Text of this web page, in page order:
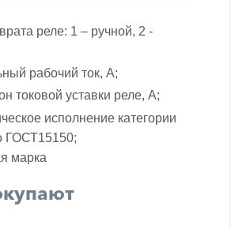
реле: 1 – ручной, 2 -
рабочий ток, А;
токовой уставки реле, А;
исполнение категории
ГОСТ15150;
марка